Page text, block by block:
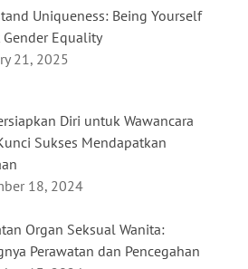
Uniqueness: Being Yourself
Equality
21, 2025
Diri untuk Wawancara
Sukses Mendapatkan
18, 2024
Organ Seksual Wanita:
Perawatan dan Pencegahan